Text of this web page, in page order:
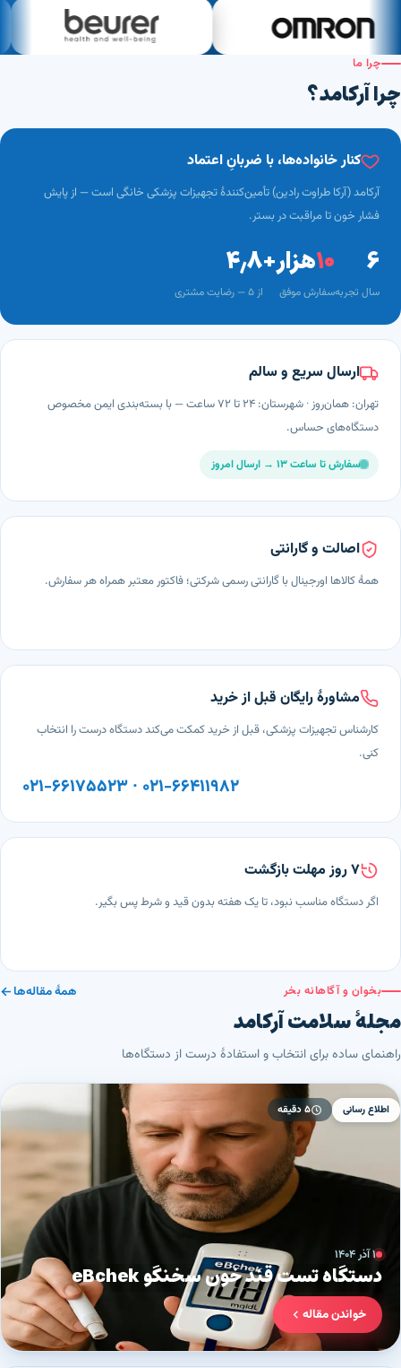
چرا ما
چرا آرکامد؟
کنار خانواده‌ها، با ضربانِ اعتماد
آرکامد (آرکا طراوت رادین) تأمین‌کنندهٔ تجهیزات پزشکی خانگی است — از پایش
فشار خون تا مراقبت در بستر.
۶
سال تجربه
۱۰هزار+
سفارش موفق
۴٫۸
از ۵ — رضایت مشتری
ارسال سریع و سالم
تهران: همان‌روز · شهرستان: ۲۴ تا ۷۲ ساعت — با بسته‌بندی ایمن مخصوص
دستگاه‌های حساس.
سفارش تا ساعت ۱۳ → ارسال امروز
اصالت و گارانتی
همهٔ کالاها اورجینال با گارانتی رسمی شرکتی؛ فاکتور معتبر همراه هر سفارش.
مشاورهٔ رایگان قبل از خرید
کارشناس تجهیزات پزشکی، قبل از خرید کمکت می‌کند دستگاه درست را انتخاب
کنی.
۰۲۱-۶۶۱۷۵۵۲۳ · ۰۲۱-۶۶۴۱۱۹۸۲
۷ روز مهلت بازگشت
اگر دستگاه مناسب نبود، تا یک هفته بدون قید و شرط پس بگیر.
بخوان و آگاهانه بخر
مجلهٔ سلامت آرکامد
راهنمای ساده برای انتخاب و استفادهٔ درست از دستگاه‌ها
همهٔ مقاله‌ها
اطلاع رسانی ۵ دقیقه
۱ آذر ۱۴۰۴
دستگاه تست قند خون سخنگو eBchek
خواندن مقاله